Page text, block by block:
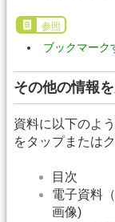
参照
ブックマーク
その他の情報
資料に以下のよ
をタップまたは
目次
電子資料
画像)